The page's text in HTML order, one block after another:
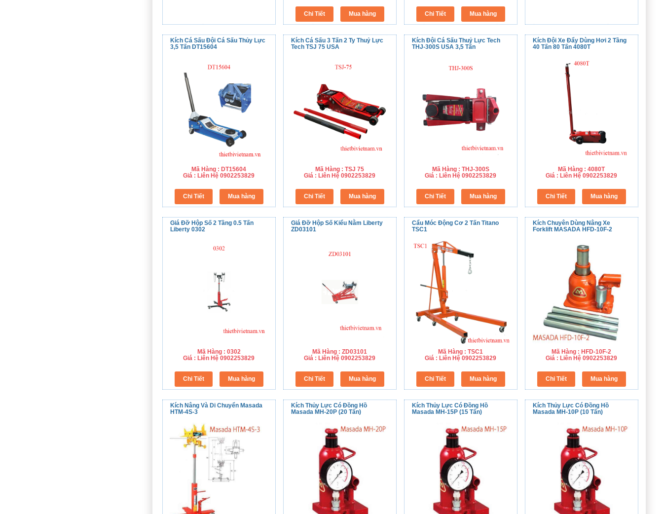
Kích Cá Sấu Đội Cá Sấu Thủy Lực
3,5 Tấn DT15604
Mã Hàng : DT15604
Giá : Liên Hệ 0902253829
Kích Cá Sấu 3 Tấn 2 Ty Thuỷ Lực
Tech TSJ 75 USA
Mã Hàng : TSJ 75
Giá : Liên Hệ 0902253829
Kích Đội Cá Sấu Thuỷ Lực Tech
THJ-300S USA 3,5 Tấn
Mã Hàng : THJ-300S
Giá : Liên Hệ 0902253829
Kích Đội Xe Đẩy Dùng Hơi 2 Tầng
40 Tấn 80 Tấn 4080T
Mã Hàng : 4080T
Giá : Liên Hệ 0902253829
Giá Đỡ Hộp Số 2 Tầng 0.5 Tấn
Liberty 0302
Mã Hàng : 0302
Giá : Liên Hệ 0902253829
Giá Đỡ Hộp Số Kiểu Nằm Liberty
ZD03101
Mã Hàng : ZD03101
Giá : Liên Hệ 0902253829
Cẩu Móc Động Cơ 2 Tấn Titano
TSC1
Mã Hàng : TSC1
Giá : Liên Hệ 0902253829
Kích Chuyên Dùng Nâng Xe
Forklift MASADA HFD-10F-2
Mã Hàng : HFD-10F-2
Giá : Liên Hệ 0902253829
Kích Nâng Và Di Chuyển Masada
HTM-4S-3
Kích Thủy Lực Có Đồng Hồ
Masada MH-20P (20 Tấn)
Kích Thủy Lực Có Đồng Hồ
Masada MH-15P (15 Tấn)
Kích Thủy Lực Có Đồng Hồ
Masada MH-10P (10 Tấn)